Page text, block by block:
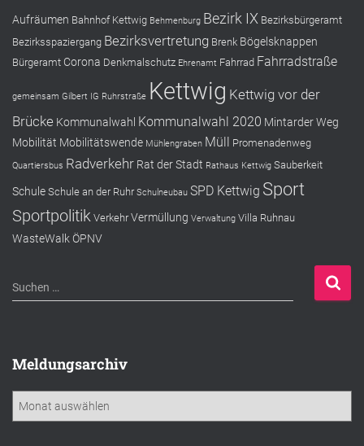
Aufräumen Bahnhof Kettwig Behmenburg Bezirk IX Bezirksbürgeramt
Bezirksspaziergang Bezirksvertretung Brenk Bögelsknappen
Bürgeramt Corona Denkmalschutz Ehrenamt Fahrrad Fahrradstraße
gemeinsam Gilbert IG Ruhrstraße Kettwig Kettwig vor der
Brücke Kommunalwahl Kommunalwahl 2020 Mintarder Weg
Mobilität Mobilitätswende Mühlengraben Müll Promenadenweg
Quartiersbus Radverkehr Rat der Stadt Rathaus Kettwig Sauberkeit
Schule Schule an der Ruhr Schulneubau SPD Kettwig Sport
Sportpolitik Verkehr Vermüllung Verwaltung Villa Ruhnau
WasteWalk ÖPNV
S
u
n
n
c
Suchen …
Meldungsarchiv
M